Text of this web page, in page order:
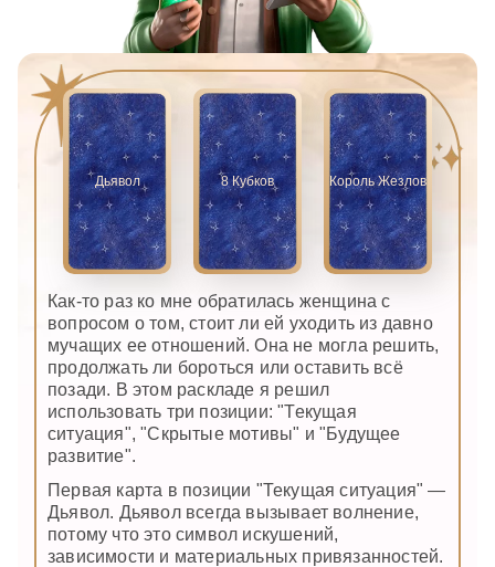
Дьявол 8 Кубков Король Жезлов
Как-то раз ко мне обратилась женщина с
вопросом о том, стоит ли ей уходить из давно
мучащих ее отношений. Она не могла решить,
продолжать ли бороться или оставить всё
позади. В этом раскладе я решил
использовать три позиции: "Текущая
ситуация", "Скрытые мотивы" и "Будущее
развитие".
Первая карта в позиции "Текущая ситуация" —
Дьявол. Дьявол всегда вызывает волнение,
потому что это символ искушений,
зависимости и материальных привязанностей.